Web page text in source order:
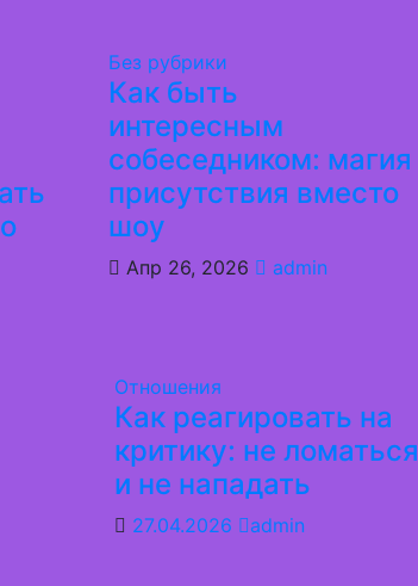
Без рубрики
Как быть
интересным
собеседником: магия
присутствия вместо
шоу
Апр 26, 2026 admin
Отношения
Как реагировать на
критику: не ломаться
и не нападать
27.04.2026 admin